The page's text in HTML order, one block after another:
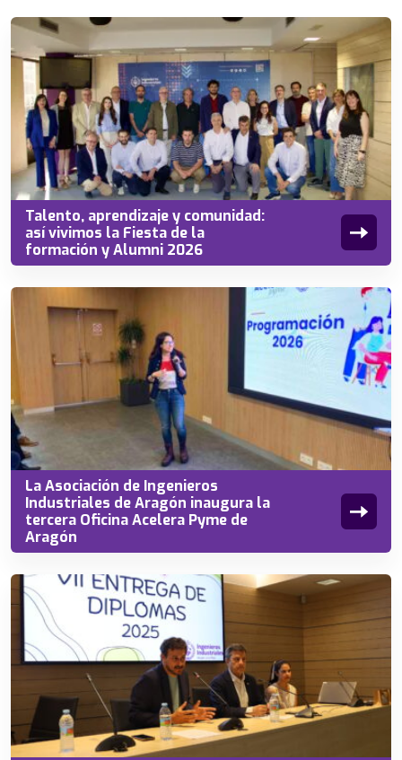
Talento, aprendizaje y comunidad:
así vivimos la Fiesta de la
formación y Alumni 2026
La Asociación de Ingenieros
Industriales de Aragón inaugura la
tercera Oficina Acelera Pyme de
Aragón